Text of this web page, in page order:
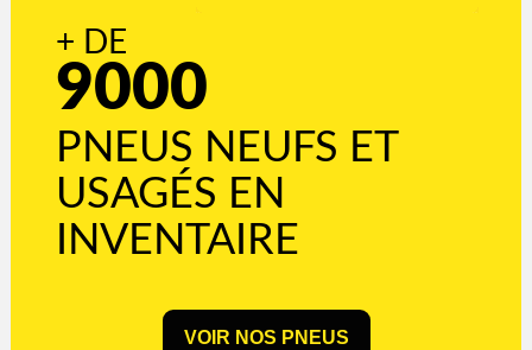
+ DE
9000
PNEUS NEUFS ET
USAGÉS EN
INVENTAIRE
VOIR NOS PNEUS